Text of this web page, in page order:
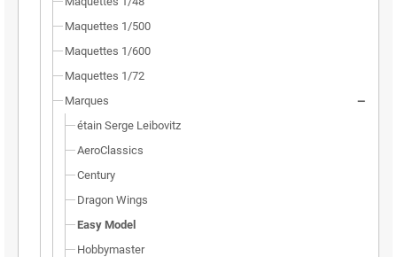
Maquettes 1/500
Maquettes 1/600
Maquettes 1/72
Marques
étain Serge Leibovitz
AeroClassics
Century
Dragon Wings
Easy Model
Hobbymaster